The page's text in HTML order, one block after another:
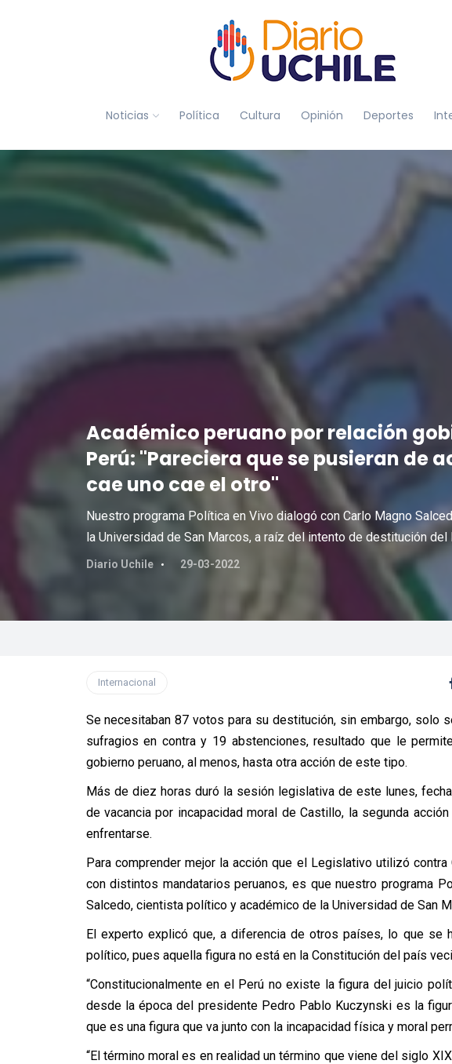
Noticias Política Cultura Opinión Deportes
Académico peruano por relación
Perú: "Pareciera que se pusieran de
cae uno cae el otro"
Nuestro programa Política en Vivo dialogó con Carlo Magno
la Universidad de San Marcos, a raíz del intento de destitución
Diario Uchile 29-03-2022
Internacional
Se necesitaban 87 votos para su destitución, sin embargo, solo
sufragios en contra y 19 abstenciones, resultado que le
gobierno peruano, al menos, hasta otra acción de este tipo.
Más de diez horas duró la sesión legislativa de este lunes,
de vacancia por incapacidad moral de Castillo, la segunda
enfrentarse.
Para comprender mejor la acción que el Legislativo utilizó
con distintos mandatarios peruanos, es que nuestro programa
Salcedo, cientista político y académico de la Universidad de San
El experto explicó que, a diferencia de otros países, lo que se
político, pues aquella figura no está en la Constitución del país
“Constitucionalmente en el Perú no existe la figura del juicio
desde la época del presidente Pedro Pablo Kuczynski es la
que es una figura que va junto con la incapacidad física y moral
“El término moral es en realidad un término que viene del siglo